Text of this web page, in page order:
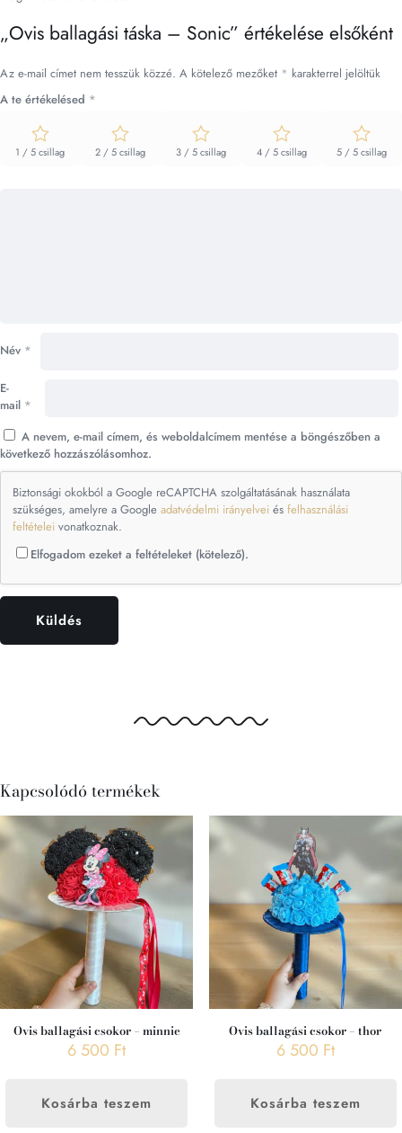
„Ovis ballagási táska – Sonic” értékelése elsőként
Az e-mail címet nem tesszük közzé. A kötelező mezőket * karakterrel jelöltük
A te értékelésed *
1 / 5 csillag 2 / 5 csillag 3 / 5 csillag 4 / 5 csillag 5 / 5 csillag
Név *
E-
mail *
A nevem, e-mail címem, és weboldalcímem mentése a böngészőben a
következő hozzászólásomhoz.
Biztonsági okokból a Google reCAPTCHA szolgáltatásának használata
szükséges, amelyre a Google adatvédelmi irányelvei és felhasználási
feltételei vonatkoznak.
Elfogadom ezeket a feltételeket (kötelező).
Kapcsolódó termékek
Ovis ballagási csokor – minnie
6 500 Ft
Kosárba teszem
Ovis ballagási csokor – thor
6 500 Ft
Kosárba teszem